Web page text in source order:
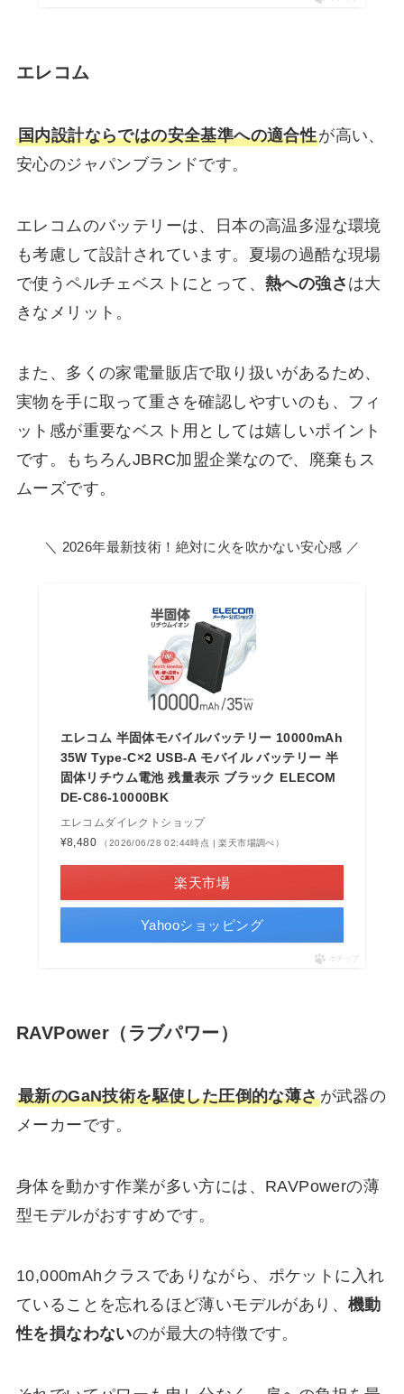
エレコム
国内設計ならではの安全基準への適合性が高い、
安心のジャパンブランドです。
エレコムのバッテリーは、日本の高温多湿な環境
も考慮して設計されています。夏場の過酷な現場
で使うペルチェベストにとって、 熱への強さ は大
きなメリット。
また、多くの家電量販店で取り扱いがあるため、
実物を手に取って重さを確認しやすいのも、フィ
ット感が重要なベスト用としては嬉しいポイント
です。もちろんJBRC加盟企業なので、廃棄もス
ムーズです。
＼ 2026年最新技術！絶対に火を吹かない安心感 ／
エレコム 半固体モバイルバッテリー 10000mAh
35W Type-C×2 USB-A モバイル バッテリー 半
固体リチウム電池 残量表示 ブラック ELECOM
DE-C86-10000BK
エレコムダイレクトショップ
¥8,480
（2026/06/28 02:44時点 | 楽天市場調べ）
楽天市場
Yahooショッピング
ポチップ
RAVPower（ラブパワー）
最新のGaN技術を駆使した圧倒的な薄さが武器の
メーカーです。
身体を動かす作業が多い方には、RAVPowerの薄
型モデルがおすすめです。
10,000mAhクラスでありながら、ポケットに入れ
ていることを忘れるほど薄いモデルがあり、 機動
性を損なわないのが最大の特徴です。